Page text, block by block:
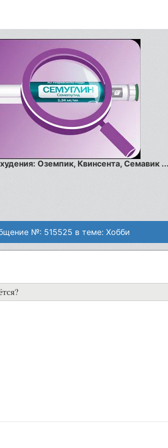
Оземпик, Квинсента, Семавик
№: 515525 в теме: Хобби